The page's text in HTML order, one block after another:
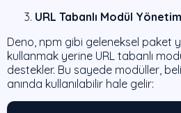
URL Tabanlı Modül
Deno, npm gibi geleneksel paket
kullanmak yerine URL tabanlı
destekler. Bu sayede modüller,
anında kullanılabilir hale gelir: